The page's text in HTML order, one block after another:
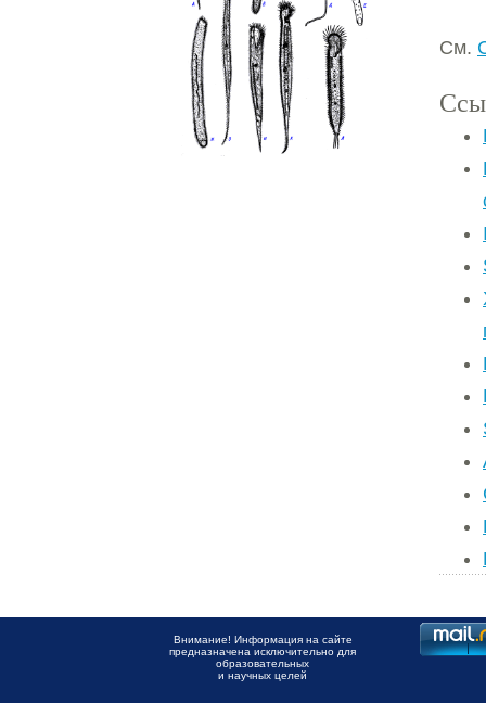
См.
Внимание! Информация на сайте
предназначена исключительно для
образовательных
и научных целей